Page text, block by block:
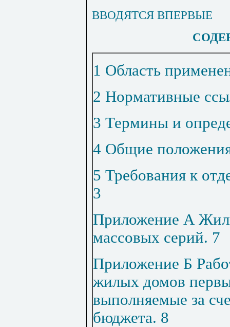
ВВОДЯТСЯ ВПЕРВЫЕ
1 Область
2 Нормативные
3 Термины и
4 Общие
5 Требования к
3
Приложение А
массовых серий. 7
Приложение Б
жилых домов
выполняемые за
бюджета. 8